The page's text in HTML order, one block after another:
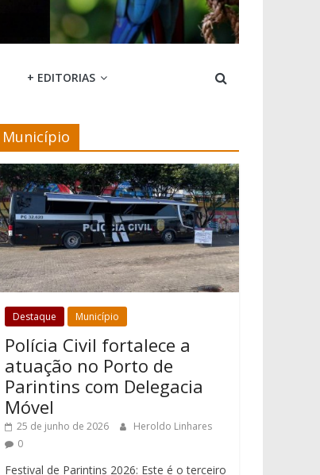
+ EDITORIAS
Município
Destaque Município
Polícia Civil fortalece a
atuação no Porto de
Parintins com Delegacia
Móvel
25 de junho de 2026
Heroldo Linhares
0
Festival de Parintins 2026: Este é o terceiro